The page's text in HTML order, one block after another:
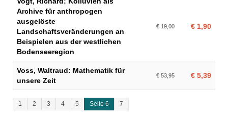
Archive für anthropogen
ausgelöste
Landschaftsveränderungen an
Beispielen aus der westlichen
Bodenseeregion
€ 19,00 € 1,90
Voss, Waltraud: Mathematik für
unsere Zeit
€ 53,95 € 5,39
1 2 3 4 5 Seite 6 7